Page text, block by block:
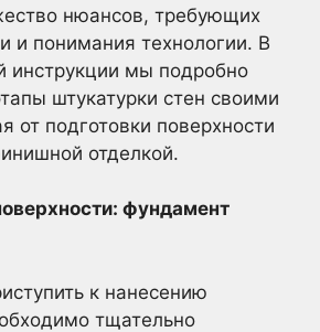
нюансов, требующих
и понимания технологии. В
инструкции мы подробно
штукатурки стен своими
от подготовки поверхности
отделкой.
фундамент
к нанесению
тщательно